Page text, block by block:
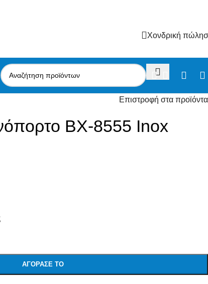
Χονδρική
Επιστροφή στα προϊόντα
ΒΧ-8555 Inox
ΑΓΌΡΑΣΕ ΤΟ